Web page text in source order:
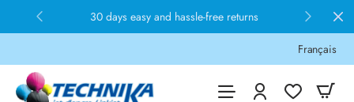
30 days easy and hassle-free returns
Français